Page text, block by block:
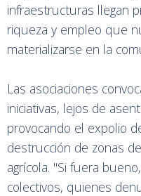
infraestructuras llegan
riqueza y empleo que
materializarse en la
Las asociaciones
iniciativas, lejos de
provocando el expolio
destrucción de zonas
agrícola. "Si fuera
colectivos, quienes